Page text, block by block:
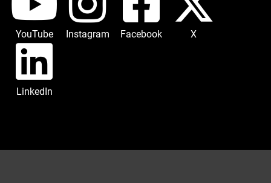
YouTube Instagram Facebook X
LinkedIn